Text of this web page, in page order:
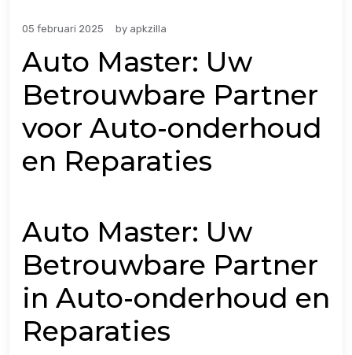
05 februari 2025 by apkzilla
Auto Master: Uw
Betrouwbare Partner
voor Auto-onderhoud
en Reparaties
Auto Master: Uw
Betrouwbare Partner
in Auto-onderhoud en
Reparaties